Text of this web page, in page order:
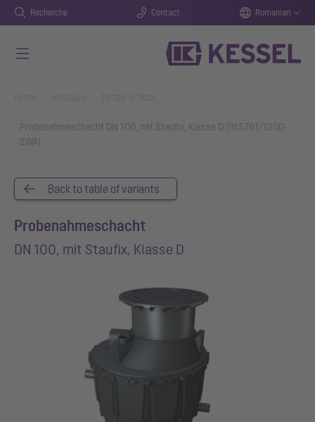
Recherche Contact Romanian
Probenahmeschacht DN 100, mit Staufix, Klasse D (915761/120D-
SWA)
Back to table of variants
Probenahmeschacht
DN 100, mit Staufix, Klasse D